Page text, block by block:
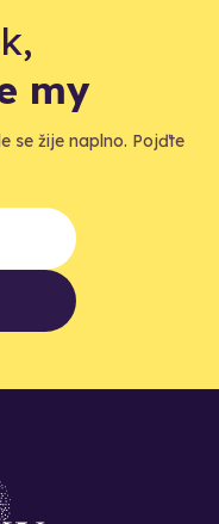
my
se žije naplno. Pojďte